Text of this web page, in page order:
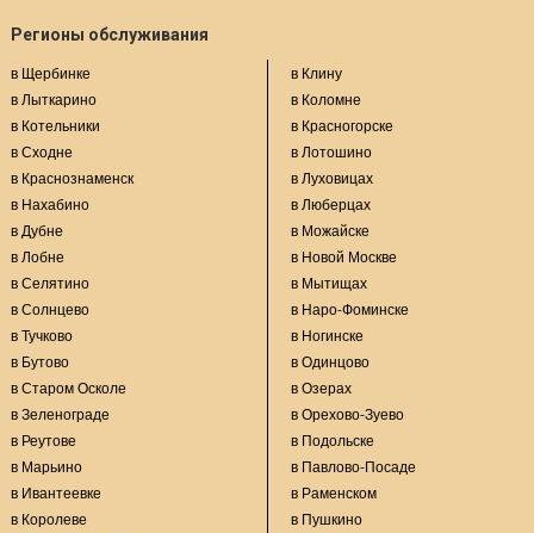
Регионы обслуживания
в Щербинке
в Лыткарино
в Котельники
в Сходне
в Краснознаменск
в Нахабино
в Дубне
в Лобне
в Селятино
в Солнцево
в Тучково
в Бутово
в Старом Осколе
в Зеленограде
в Реутове
в Марьино
в Ивантеевке
в Королеве
в Клину
в Коломне
в Красногорске
в Лотошино
в Луховицах
в Люберцах
в Можайске
в Новой Москве
в Мытищах
в Наро-Фоминске
в Ногинске
в Одинцово
в Озерах
в Орехово-Зуево
в Подольске
в Павлово-Посаде
в Раменском
в Пушкино